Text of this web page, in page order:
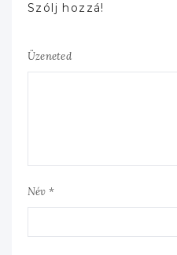
Szólj hozzá!
Üzeneted
Név *